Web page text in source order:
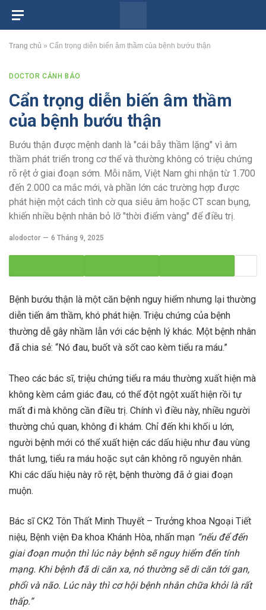
Trang chủ » Cẩn trọng diễn biến âm thầm của bệnh bướu thận
DOCTOR CẢNH BÁO
Cẩn trọng diễn biến âm thầm
của bệnh bướu thận
Bướu thận được mệnh danh là "cái bẫy thầm lặng" vì âm
thầm phát triển trong cơ thể và thường không có triệu chứng
rõ rệt ở giai đoạn sớm. Mỗi năm, Việt Nam ghi nhận từ 1.700
đến 2.000 ca mắc mới, và phần lớn các trường hợp được
phát hiện một cách tình cờ qua siêu âm hoặc CT scan bụng,
khiến nhiều bệnh nhân bỏ lỡ "thời điểm vàng" để điều trị.
alodoctor 6 Tháng 9, 2025
Bệnh bướu thận là một căn bệnh nguy hiểm nhưng lại thường
diễn tiến âm thầm, khó phát hiện. Triệu chứng của bệnh
thường dễ gây nhầm lẫn với các bệnh lý khác. Một bệnh nhân
đã chia sẻ: “Nó đau, buốt và sốt cao kèm tiểu ra máu.”
Theo các bác sĩ, triệu chứng tiểu ra máu thường xuất hiện mà
không kèm cảm giác đau, có thể đột ngột xuất hiện rồi tự
mất đi mà không cần điều trị. Chính vì điều này, nhiều người
thường chủ quan, không đi khám. Chỉ đến khi khối u lớn,
người bệnh mới có thể xuất hiện các dấu hiệu như đau vùng
thắt lưng, tiểu ra máu hoặc sụt cân không rõ nguyên nhân.
Khi các dấu hiệu này rõ rệt, bệnh thường đã ở giai đoạn
muộn.
Bác sĩ CK2 Tôn Thất Minh Thuyết – Trưởng khoa Ngoại Tiết
niệu, Bệnh viện Đa khoa Khánh Hòa, nhấn mạn “nếu để đến
giai đoạn muộn thì lúc này bệnh sẽ nguy hiểm đến tính
mạng. Khi bệnh đã di căn xa, nó thường sẽ di căn tới gan,
phổi và não. Lúc này thì cơ hội bệnh nhân chữa khỏi là rất
thấp.”